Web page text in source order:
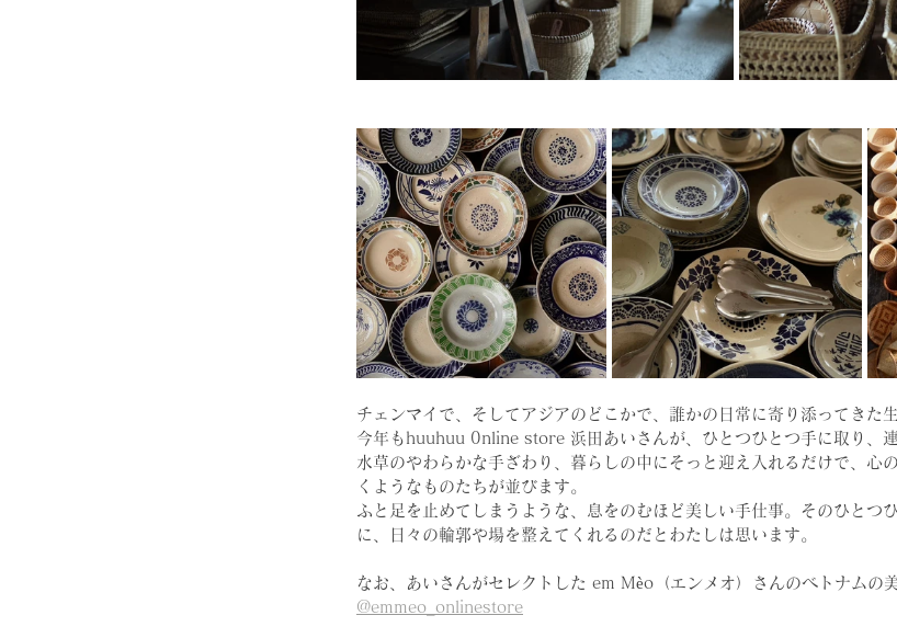
チェンマイで、そしてアジアのどこかで、誰かの日常に寄り添ってきた生
今年もhuuhuu 0nline store 浜田あいさんが、ひとつひとつ手に取り、連
水草のやわらかな手ざわり、暮らしの中にそっと迎え入れるだけで、心
くようなものたちが並びます。
ふと足を止めてしまうような、息をのむほど美しい手仕事。そのひとつ
に、日々の輪郭や場を整えてくれるのだとわたしは思います。
なお、あいさんがセレクトした em Mèo（エンメオ）さんのベトナムの
@emmeo_onlinestore